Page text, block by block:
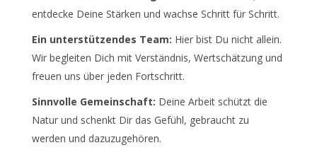
entdecke Deine Stärken und wachse Schritt für Schritt.
Ein unterstützendes Team: Hier bist Du nicht allein.
Wir begleiten Dich mit Verständnis, Wertschätzung und
freuen uns über jeden Fortschritt.
Sinnvolle Gemeinschaft: Deine Arbeit schützt die
Natur und schenkt Dir das Gefühl, gebraucht zu
werden und dazuzugehören.